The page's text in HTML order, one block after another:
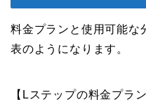
料金プランと使用可能な
表のようになります。
【Lステップの料金プラ